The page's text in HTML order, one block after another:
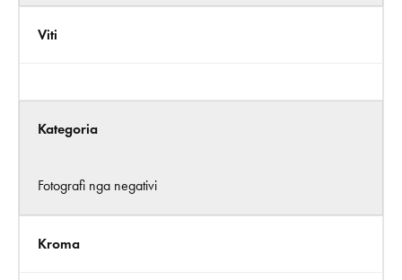
Viti
Kategoria
Fotografi nga negativi
Kroma